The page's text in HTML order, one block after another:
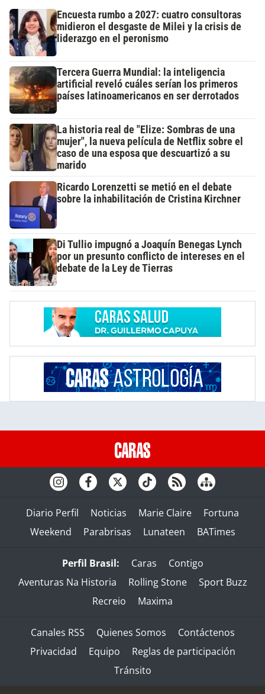
Encuesta rumbo a 2027: cuatro consultoras
midieron el desgaste de Milei y la crisis de
liderazgo en el peronismo
Tercera Guerra Mundial: la inteligencia
artificial reveló cuáles serían los primeros
países latinoamericanos en ser derrotados
La historia real de "Elize: Sombras de una
mujer", la nueva película de Netflix sobre el
caso de una esposa que descuartizó a su
marido
Ricardo Lorenzetti se metió en el debate
sobre la inhabilitación de Cristina Kirchner
Di Tullio impugnó a Joaquín Benegas Lynch
por un presunto conflicto de intereses en el
debate de la Ley de Tierras
Diario Perfil Noticias Marie Claire
Fortuna
Weekend
Parabrisas Lunateen BATimes
Perfil Brasil: Caras
Contigo
Aventuras Na Historia
Rolling Stone
Sport Buzz
Recreio
Maxima
Canales RSS Quienes Somos
Contáctenos
Privacidad
Equipo
Reglas de participación
Tránsito